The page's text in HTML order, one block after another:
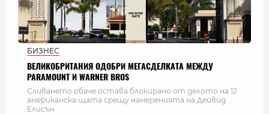
БИЗНЕС
ВЕЛИКОБРИТАНИЯ ОДОБРИ МЕГАСДЕЛКАТА МЕЖДУ
PARAMOUNT И WARNER BROS
Сливането обаче остава блокирано от делото на 12
американска щата срещу намеренията на Дейвид
Елисън